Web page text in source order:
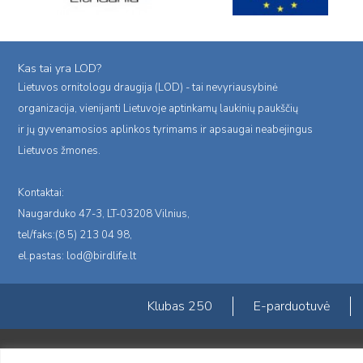
Kas tai yra LOD?
Lietuvos ornitologu draugija (LOD) - tai nevyriausybinė
organizacija, vienijanti Lietuvoje aptinkamų laukinių paukščių
ir jų gyvenamosios aplinkos tyrimams ir apsaugai neabejingus
Lietuvos žmones.
Kontaktai:
Naugarduko 47-3, LT-03208 Vilnius,
tel/faks:(8 5) 213 04 98,
el.pastas: lod@birdlife.lt
Klubas 250 E-parduotuvė